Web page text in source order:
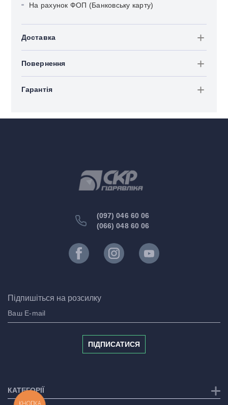
На рахунок ФОП (Банковську карту)
Доставка
Повернення
Гарантія
(097) 046 60 06
(066) 048 60 06
Підпишіться на розсилку
ПІДПИСАТИСЯ
КАТЕГОРІЇ
КНОПКА